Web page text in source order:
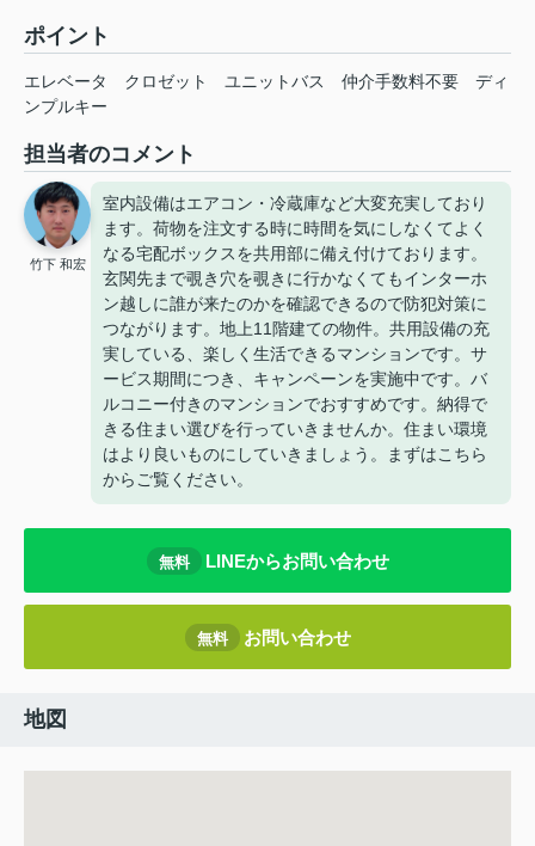
ポイント
エレベータ クロゼット ユニットバス 仲介手数料不要
ディ
ンプルキー
担当者のコメント
竹下 和宏
室内設備はエアコン・冷蔵庫など大変充実しており
ます。荷物を注文する時に時間を気にしなくてよく
なる宅配ボックスを共用部に備え付けております。
玄関先まで覗き穴を覗きに行かなくてもインターホ
ン越しに誰が来たのかを確認できるので防犯対策に
つながります。地上11階建ての物件。共用設備の充
実している、楽しく生活できるマンションです。サ
ービス期間につき、キャンペーンを実施中です。バ
ルコニー付きのマンションでおすすめです。納得で
きる住まい選びを行っていきませんか。住まい環境
はより良いものにしていきましょう。まずはこちら
からご覧ください。
無料 LINEからお問い合わせ
無料 お問い合わせ
地図